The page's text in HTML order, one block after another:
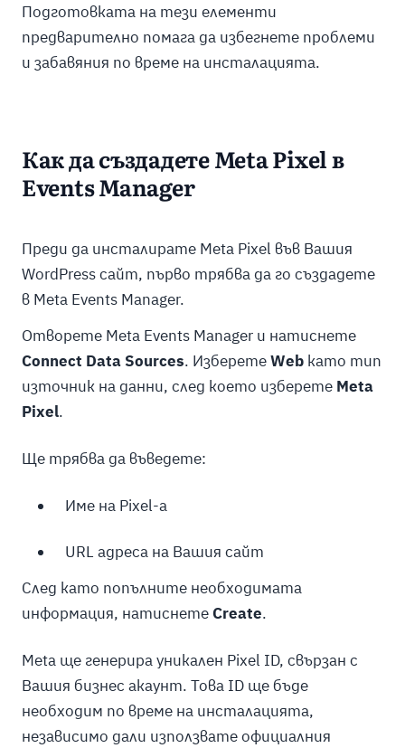
Подготовката на тези елементи
предварително помага да избегнете проблеми
и забавяния по време на инсталацията.
Как да създадете Meta Pixel в
Events Manager
Преди да инсталирате Meta Pixel във Вашия
WordPress сайт, първо трябва да го създадете
в Meta Events Manager.
Отворете Meta Events Manager и натиснете
Connect Data Sources. ИзберетеWebкато тип
източник на данни, след което изберете Meta
Pixel.
Ще трябва да въведете:
Име на Pixel-а
URL адреса на Вашия сайт
След като попълните необходимата
информация, натиснетеCreate.
Meta ще генерира уникален Pixel ID, свързан с
Вашия бизнес акаунт. Това ID ще бъде
необходим по време на инсталацията,
независимо дали използвате официалния